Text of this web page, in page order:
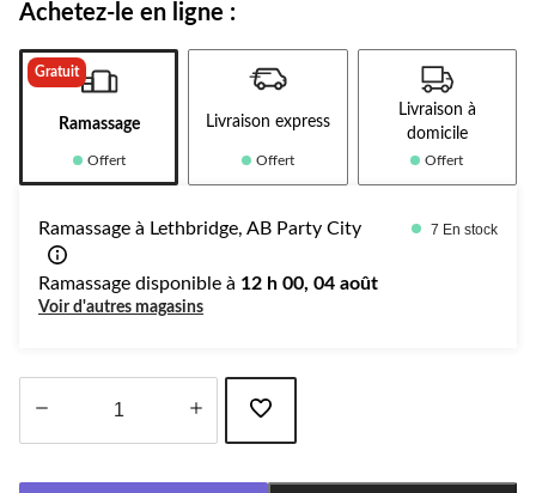
Achetez-le en ligne :
Gratuit
Ramassage
Offert
Livraison express
Offert
Livraison à
domicile
Offert
Ramassage à Lethbridge, AB Party City 7 En stock
Ramassage disponible à 12 h 00, 04 août
Voir d'autres magasins